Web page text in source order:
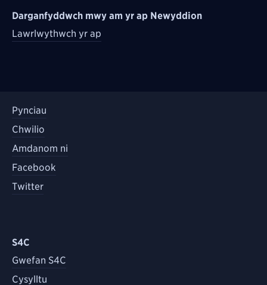
Darganfyddwch mwy am yr ap Newyddion
Lawrlwythwch yr ap
Pynciau
Chwilio
Amdanom ni
Facebook
Twitter
S4C
Gwefan S4C
Cysylltu